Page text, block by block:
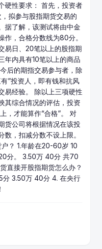
硬性要求： 首先，投资者
拟参与股指期货交易的
据了解，该测试将由中金
作，合格分数线为80分。
易日、20笔以上的股指期
年内具有10笔以上的商品
后的期指交易参与者，除
”投资人，即有钱和抗风
易经验。 除以上三项硬性
其综合情况的评估，投资
，才能算作“合格”。 对
货公司将根据情况在该投
，扣减分数不设上限。
？ 1.年龄在20-60岁 10
分。 3.50万 40分 共70
直接开股指期货怎么办？
分 3.50万 40分 4. 在央行